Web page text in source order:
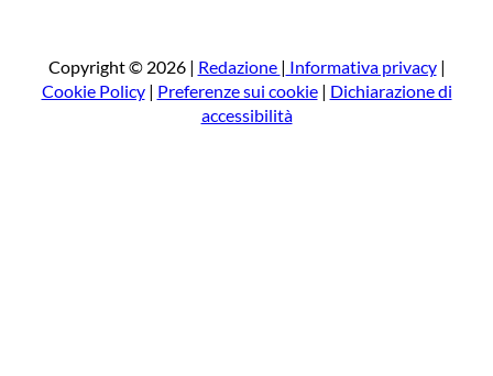
a
Copyright © 2026 | Redazione | Informativa privacy|
Cookie Policy| Preferenze sui cookie| Dichiarazione di
accessibilità